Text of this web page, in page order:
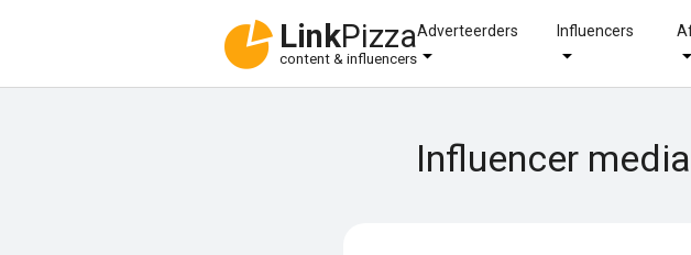
LinkPizza
content & influencers
Adverteerders Influencers
Influencer